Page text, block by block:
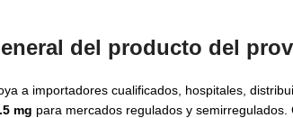
del producto del
a importadores cualificados, hospitales,
mg para mercados regulados y